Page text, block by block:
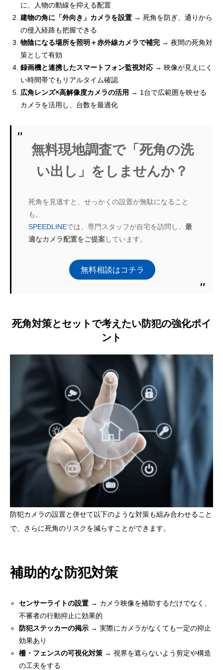
に、人物の動線を抑える配置
建物の角に「外向き」カメラを設置 → 死角を防ぎ、通りから
の侵入経路も把握できる
物陰になる場所を照明＋赤外線カメラで補完 → 夜間の死角対
策として有効
録画機と連携したスマートフォン監視対応 → 映像が見えにく
い時間帯でもリアルタイム確認
広角レンズ×高解像度カメラの活用 → 1台で広範囲を映せる
カメラを活用し、台数を最適化
無料現地調査で「死角の洗
い出し」をしませんか？
死角を見逃すと、せっかくの設置が無駄になること
も。
SPEEDLINEでは、専門スタッフが自宅を訪問し、 最
適なカメラ配置をご提案しています。
無料相談はコチラ
死角対策とセットで考えたい防犯の強化ポイ
ント
防犯カメラの設置と併せて以下のような対策も組み合わせること
で、さらに死角のリスクを減らすことができます。
補助的な防犯対策
センサーライトの設置 → カメラ映像を補助するだけでなく、
不審者の行動抑止に効果的
防犯ステッカーの掲示 → 実際にカメラがなくても一定の抑止
効果あり
柵・フェンスの可視化対策 → 視界を遮らないよう剪定や構造
の工夫をする